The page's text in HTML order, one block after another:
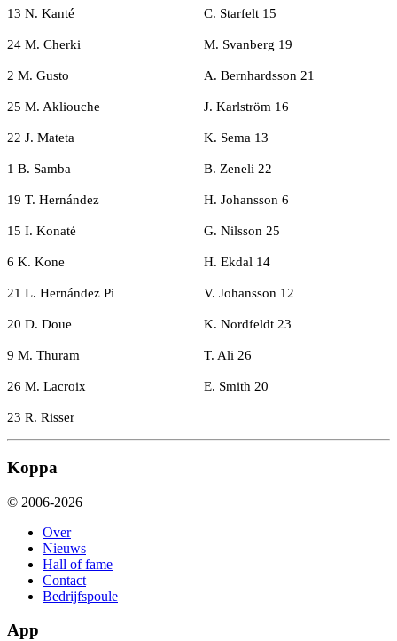
13 N. Kanté C. Starfelt 15
24 M. Cherki M. Svanberg 19
2 M. Gusto A. Bernhardsson 21
25 M. Akliouche J. Karlström 16
22 J. Mateta K. Sema 13
1 B. Samba B. Zeneli 22
19 T. Hernández H. Johansson 6
15 I. Konaté G. Nilsson 25
6 K. Kone H. Ekdal 14
21 L. Hernández Pi V. Johansson 12
20 D. Doue K. Nordfeldt 23
9 M. Thuram T. Ali 26
26 M. Lacroix E. Smith 20
23 R. Risser
Koppa
© 2006-2026
Over
Nieuws
Hall of fame
Contact
Bedrijfspoule
App